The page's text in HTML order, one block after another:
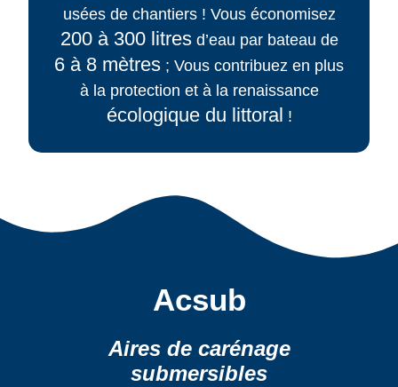
usées de chantiers ! Vous économisez
200 à 300 litresd’eau par bateau de
6 à 8 mètres ; Vous contribuez en plus
à la protection et à la renaissance
écologique du littoral !
Acsub
Aires de carénage
submersibles